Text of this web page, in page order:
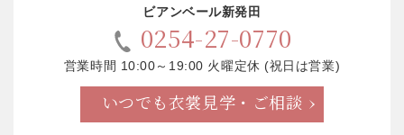
ビアンベール新発田
0254-27-0770
営業時間 10:00～19:00 火曜定休 (祝日は営業)
いつでも衣裳見学・ご相談